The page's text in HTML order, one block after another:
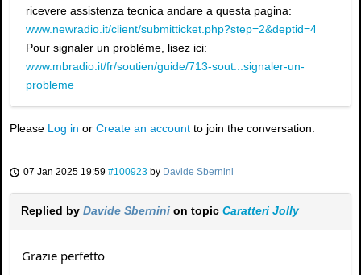
ricevere assistenza tecnica andare a questa pagina:
www.newradio.it/client/submitticket.php?step=2&deptid=4
Pour signaler un problème, lisez ici:
www.mbradio.it/fr/soutien/guide/713-sout...signaler-un-
probleme
Please Log in or Create an account to join the conversation.
07 Jan 2025 19:59 #100923 by Davide Sbernini
Replied by Davide Sbernini on topic Caratteri Jolly
Grazie perfetto